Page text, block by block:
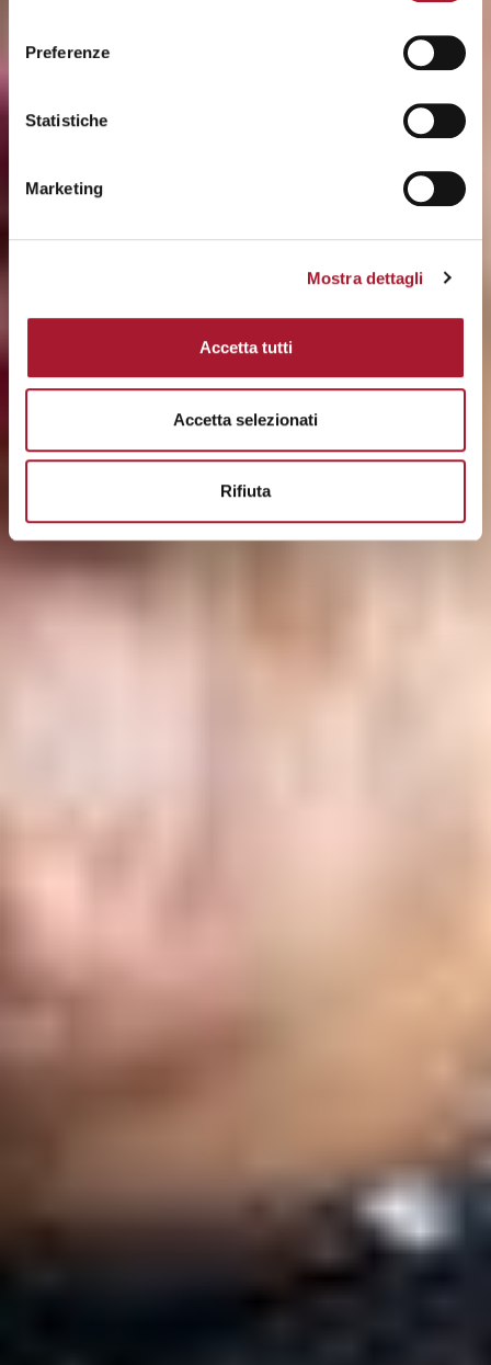
Preferenze
Statistiche
Marketing
Mostra dettagli
Accetta tutti
Accetta selezionati
Rifiuta